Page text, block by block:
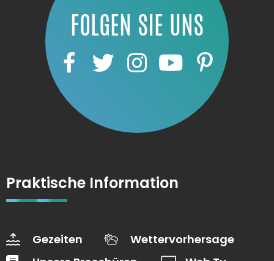
FOLGEN SIE UNS
Praktische Information
Gezeiten
Wettervorhersage